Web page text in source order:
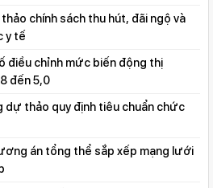
chính sách thu hút, đãi ngộ và
y tế
điều chỉnh mức biến động thị
đến 5,0
dự thảo quy định tiêu chuẩn chức
án tổng thể sắp xếp mạng lưới